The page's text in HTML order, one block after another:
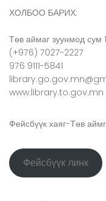
ХОЛБОО БАРИХ:
Төв аймаг зуунмод
(+976) 7027-2227
976 9111-5841
www.library.to.gov.mn
Фейсбүүк хаяг-Төв
Фейсбүүк линк